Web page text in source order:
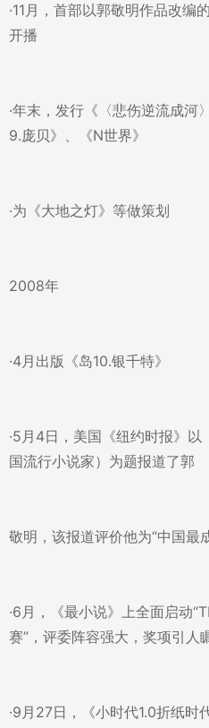
·11月，首部以郭敬明作品改编
开播
·年末，发行《〈悲伤逆流成河
9.庞贝》、《N世界》
·为《大地之灯》等做策划
2008年
·4月出版《岛10.银千特》
·5月4日，美国《纽约时报》
国流行小说家）为题报道了郭
敬明，该报道评价他为“中国最
·6月，《最小说》上全面启动
赛”，评委阵容强大，奖项引人
·9月27日，《小时代1.0折纸时